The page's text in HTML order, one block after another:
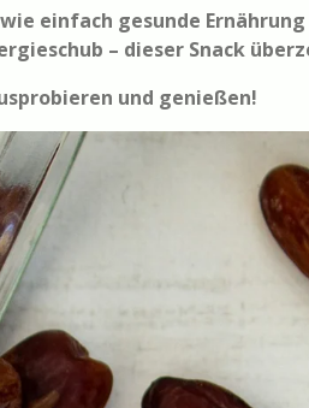
einfach gesunde
– dieser Snack
und genießen!